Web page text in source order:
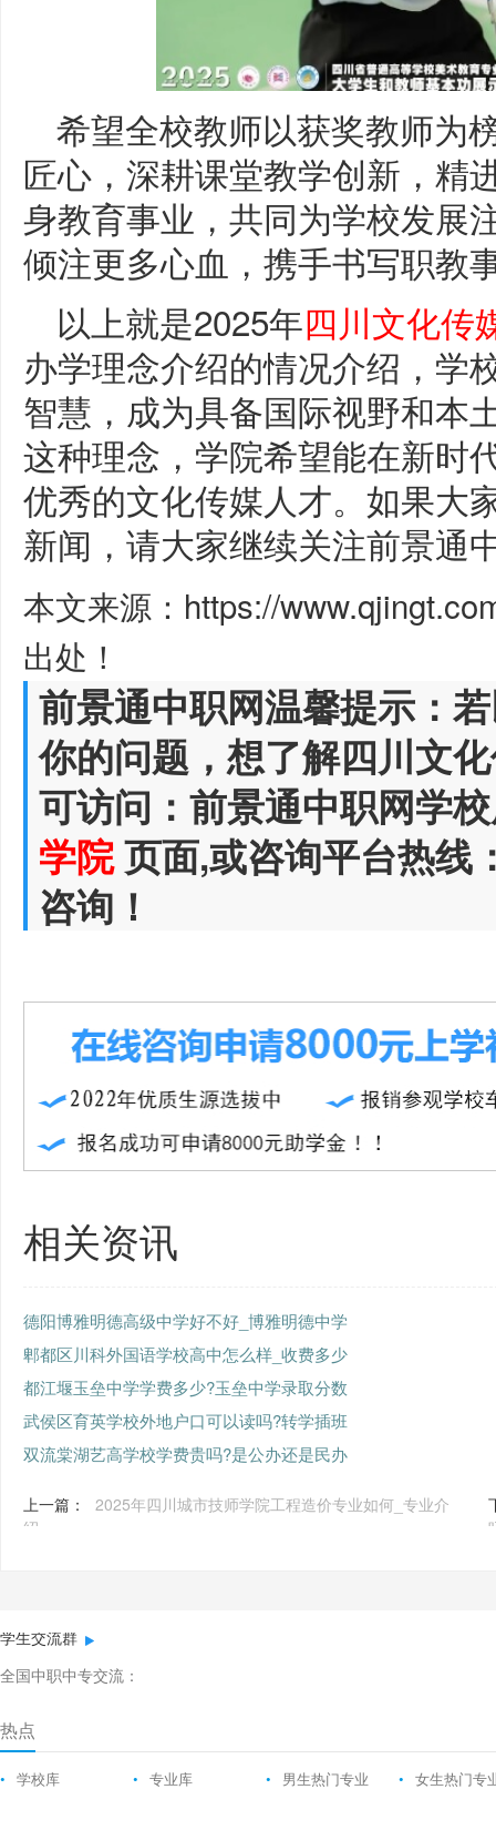
希望全校教师以获奖教师为
匠心，深耕课堂教学创新，精
身教育事业，共同为学校发展
倾注更多心血，携手书写职教
以上就是2025年四川文化传
办学理念介绍的情况介绍，学
智慧，成为具备国际视野和本
这种理念，学院希望能在新时
优秀的文化传媒人才。如果大
新闻，请大家继续关注前景通
本文来源：https://
出处！
前景通中职网温馨提示：
你的问题，想了解四川文
可访问：前景通中职网学
学院页面,或咨询平台热线
咨询！
相关资讯
德阳博雅明德高级中学好不好_博雅明德中学
郫都区川科外国语学校高中怎么样_收费多少
都江堰玉垒中学学费多少?玉垒中学录取分数
武侯区育英学校外地户口可以读吗?转学插班
双流棠湖艺高学校学费贵吗?是公办还是民办
上一篇：
2025年四川城市技师学院工程造价专业如何_专业介
绍
学生交流群
全国中职中专交流：
热点
• 学校库 • 专业库 • 男生热门专业 • 女生热门专